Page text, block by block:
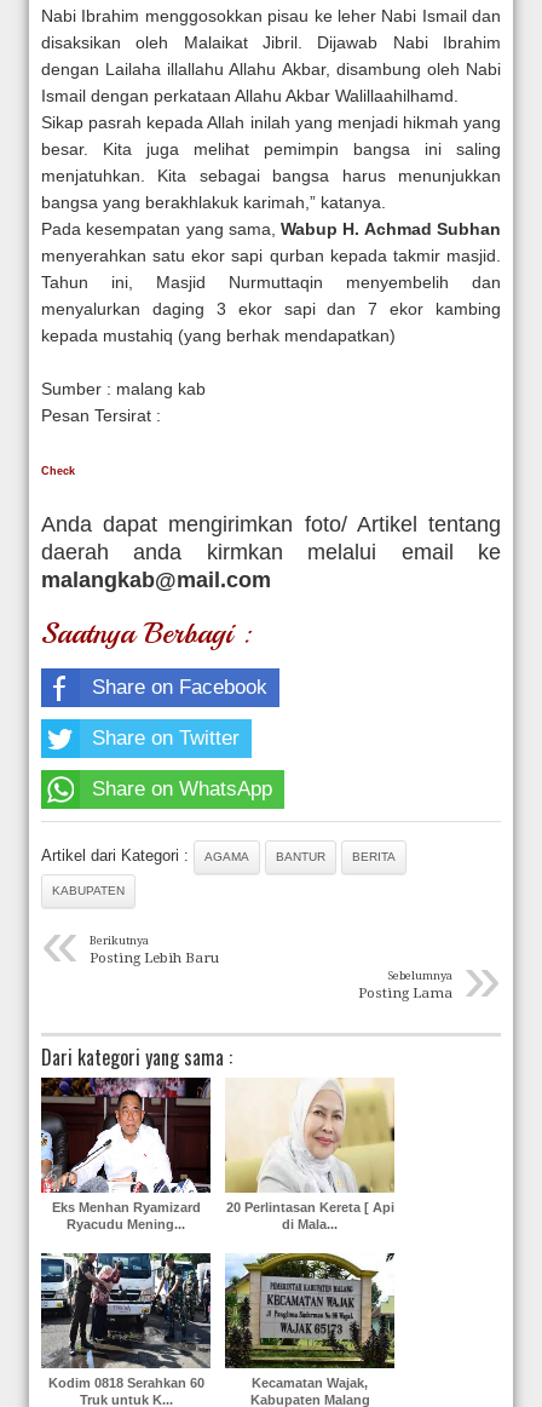
Nabi Ibrahim menggosokkan pisau ke leher Nabi Ismail dan
disaksikan oleh Malaikat Jibril. Dijawab Nabi Ibrahim
dengan Lailaha illallahu Allahu Akbar, disambung oleh Nabi
Ismail dengan perkataan Allahu Akbar Walillaahilhamd.
Sikap pasrah kepada Allah inilah yang menjadi hikmah yang
besar. Kita juga melihat pemimpin bangsa ini saling
menjatuhkan. Kita sebagai bangsa harus menunjukkan
bangsa yang berakhlakuk karimah,” katanya.
Pada kesempatan yang sama,Wabup H. Achmad Subhan
menyerahkan satu ekor sapi qurban kepada takmir masjid.
Tahun ini, Masjid Nurmuttaqin menyembelih dan
menyalurkan daging 3 ekor sapi dan 7 ekor kambing
kepada mustahiq (yang berhak mendapatkan)
Sumber : malang kab
Pesan Tersirat :
Check
Anda dapat mengirimkan foto/ Artikel tentang
daerah anda kirmkan melalui email ke
malangkab@mail.com
Saatnya Berbagi :
Share on Facebook
Share on Twitter
Share on WhatsApp
Artikel dari Kategori : AGAMA BANTUR BERITA
KABUPATEN
« Berikutnya
Posting Lebih Baru »
Sebelumnya
Posting Lama
Dari kategori yang sama :
Eks Menhan Ryamizard
Ryacudu Mening...
20 Perlintasan Kereta [ Api
di Mala...
Kodim 0818 Serahkan 60
Truk untuk K...
Kecamatan Wajak,
Kabupaten Malang